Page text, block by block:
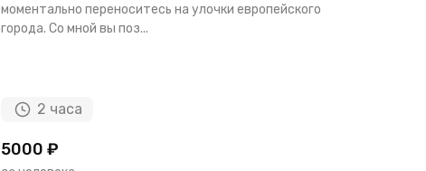
моментально переноситесь на улочки европейского
города. Со мной вы поз...
2 часа
5000 ₽